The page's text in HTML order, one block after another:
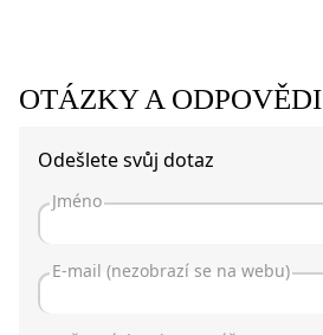
OTÁZKY A ODPOVĚDI
Odešlete svůj dotaz